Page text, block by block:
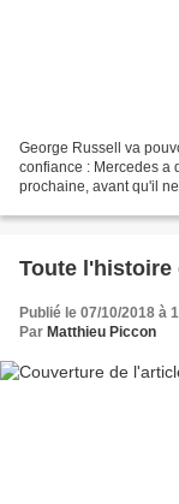
George Russell va
confiance : Mercedes a
prochaine, avant qu'il
Toute l'histoire
Publié le 07/10/2018 à
Par Matthieu Piccon